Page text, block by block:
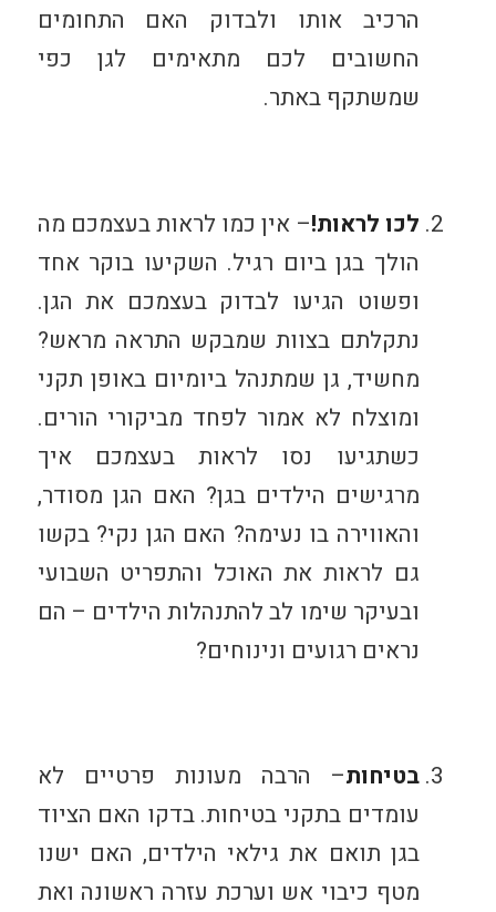
הרכיב אותו ולבדוק האם התחומים
החשובים לכם מתאימים לגן כפי
שמשתקף באתר.
לכו לראות!– אין כמו לראות בעצמכם מה
הולך בגן ביום רגיל. השקיעו בוקר אחד
ופשוט הגיעו לבדוק בעצמכם את הגן.
נתקלתם בצוות שמבקש התראה מראש?
מחשיד, גן שמתנהל ביומיום באופן תקני
ומוצלח לא אמור לפחד מביקורי הורים.
כשתגיעו נסו לראות בעצמכם איך
מרגישים הילדים בגן? האם הגן מסודר,
והאווירה בו נעימה? האם הגן נקי? בקשו
גם לראות את האוכל והתפריט השבועי
ובעיקר שימו לב להתנהלות הילדים – הם
נראים רגועים ונינוחים?
בטיחות– הרבה מעונות פרטיים לא
עומדים בתקני בטיחות. בדקו האם הציוד
בגן תואם את גילאי הילדים, האם ישנו
מטף כיבוי אש וערכת עזרה ראשונה ואת